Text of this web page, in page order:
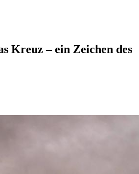
Kreuz – ein Zeichen des